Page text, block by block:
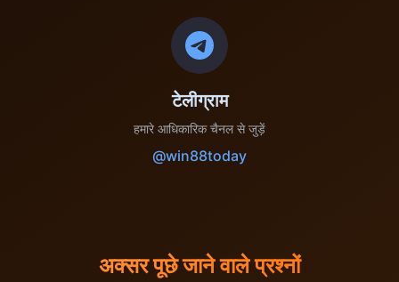
टेलीग्राम
हमारे आधिकारिक चैनल से जुड़ें
@win88today
अक्सर पूछे जाने वाले प्रश्नों